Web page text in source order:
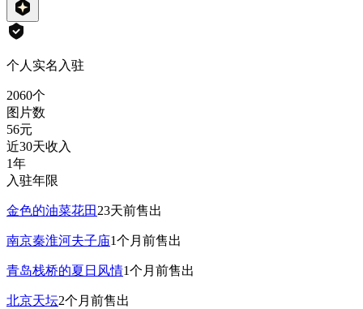
个人实名入驻
2060个
图片数
56元
近30天收入
1年
入驻年限
金色的油菜花田 23天前售出
南京秦淮河夫子庙1个月前售出
青岛栈桥的夏日风情1个月前售出
北京天坛2个月前售出